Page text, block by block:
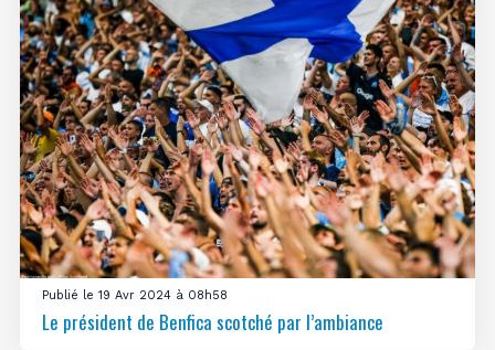
Publié le 19 Avr 2024 à 08h58
Le président de Benfica scotché par l’ambiance